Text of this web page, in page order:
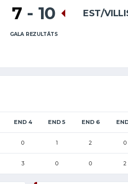
EST/
7 - 10
GALA REZULTĀTS
END 4 END 5 END 6
0 1 2 0
3 0 0 2